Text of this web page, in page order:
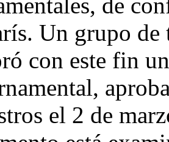
de
Un grupo
con este fin
el 2 de